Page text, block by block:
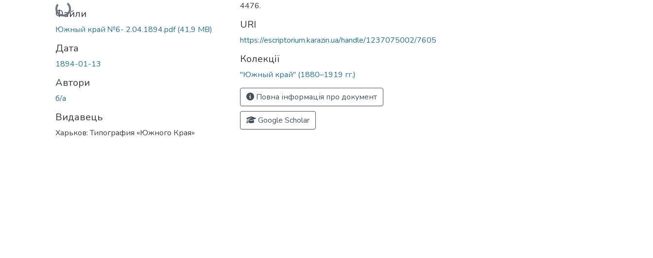
Вантажиться...
Файли
Южный край №6- 2.04.1894.pdf(41,9 MB)
Дата
1894-01-13
Автори
б/а
Видавець
Харьков: Типография «Южного Края»
4476.
URI
https://escriptorium.karazin.ua/handle/1237075002/7605
Колекції
"Южный край" (1880–1919 гг.)
Повна інформація про документ
Google Scholar